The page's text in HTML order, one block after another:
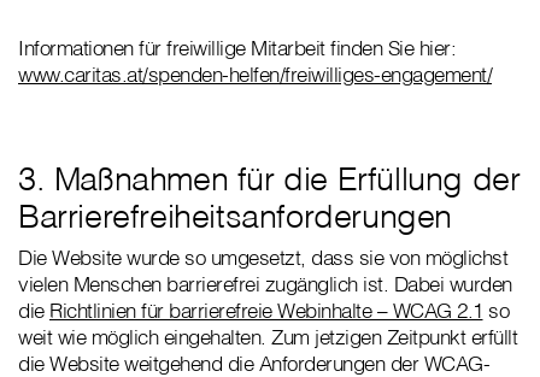
Informationen für freiwillige Mitarbeit finden Sie hier:
www.caritas.at/spenden-helfen/freiwilliges-engagement/
3. Maßnahmen für die Erfüllung der
Barrierefreiheitsanforderungen
Die Website wurde so umgesetzt, dass sie von möglichst
vielen Menschen barrierefrei zugänglich ist. Dabei wurden
die Richtlinien für barrierefreie Webinhalte – WCAG 2.1 so
weit wie möglich eingehalten. Zum jetzigen Zeitpunkt erfüllt
die Website weitgehend die Anforderungen der WCAG-